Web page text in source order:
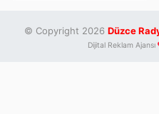
© Copyright 2026 Düzce
Dijital Reklam Ajansı